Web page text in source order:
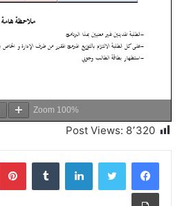
Zoom 100%
Post Views: 8٬320
لينكدإن
طباعة